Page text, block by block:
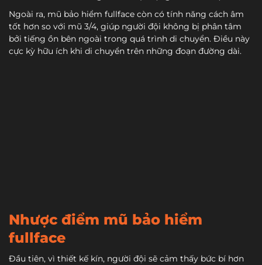
Ngoài ra, mũ bảo hiểm fullface còn có tính năng cách âm
tốt hơn so với mũ 3/4, giúp người đội không bị phân tâm
bởi tiếng ồn bên ngoài trong quá trình di chuyển. Điều này
cực kỳ hữu ích khi di chuyển trên những đoạn đường dài.
Nhược điểm mũ bảo hiểm
fullface
Đầu tiên, vì thiết kế kín, người đội sẽ cảm thấy bức bí hơn